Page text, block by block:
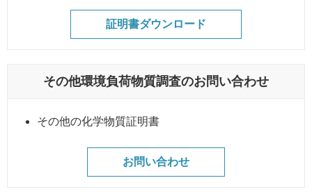
証明書ダウンロード
その他環境負荷物質調査のお問い合わせ
その他の化学物質証明書
お問い合わせ